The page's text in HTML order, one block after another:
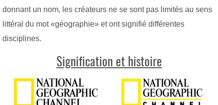
donnant un nom, les créateurs ne se sont pas limités au sens
littéral du mot «géographie» et ont signifié différentes
disciplines.
Signification et histoire